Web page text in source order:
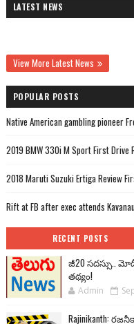
LATEST NEWS
View More Latest News
POPULAR POSTS
Native American gambling pioneer
2019 BMW 330i M Sport First Drive
2018 Maruti Suzuki Ertiga Review
Rift at FB after exec attends
RECENT POSTS
జీ20 సదస్సు..
తథ్యం!
Admin
Rajinikanth: